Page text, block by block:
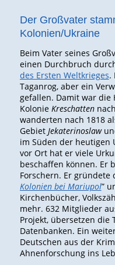
Der Großvater
Kolonien/Ukraine
Beim Vater seines
einen Durchbruch
des Ersten Weltkrieges.
Taganrog, aber ein
gefallen. Damit war die
Kolonie Kreschatten
wanderten nach 1818
Gebiet Jekaterinoslaw
im Süden der heutigen
vor Ort hat er viele
beschaffen können. Er
Forschern. Er gründete
Kolonien bei Mariupol”
Kirchenbücher,
mehr. 632 Mitglieder
Projekt, übersetzen die
Datenbanken. Ein
Deutschen aus der
Ahnenforschung ins